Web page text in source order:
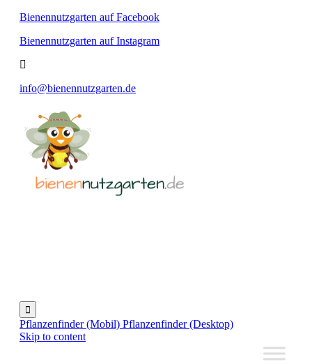
Bienennutzgarten auf Facebook
Bienennutzgarten auf Instagram
info@bienennutzgarten.de

Pflanzenfinder (Mobil) Pflanzenfinder (Desktop)
Skip to content